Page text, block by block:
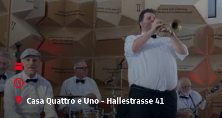
Casa Quattro e Uno - Hallestrasse 41